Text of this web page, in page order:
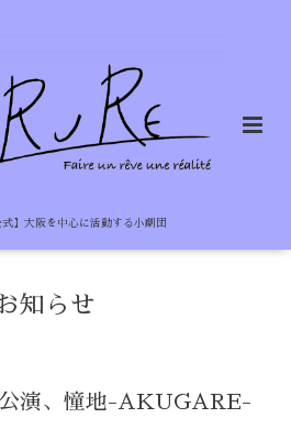
】大阪を中心に活動する小劇団
知らせ
演、憧地-AKUGARE-